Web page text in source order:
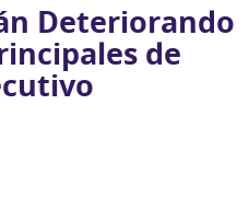
Deteriorando
de